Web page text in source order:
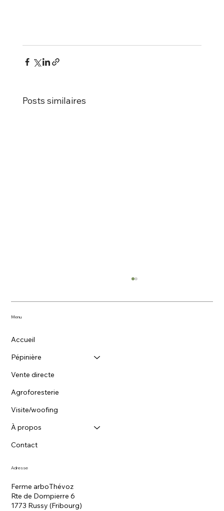
Posts similaires
Les greffages d’été/ greffage en
écusson
Menu
Accueil
Pépinière
Vente directe
Agroforesterie
Visite/woofing
À propos
Contact
Adresse
Ferme arboThévoz
Rte de Dompierre 6
1773 Russy (Fribourg)